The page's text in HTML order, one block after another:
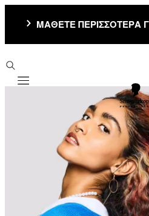
ΜΑΘΕΤΕ ΠΕΡΙΣΣΟΤΕΡΑ
Mobile navigation